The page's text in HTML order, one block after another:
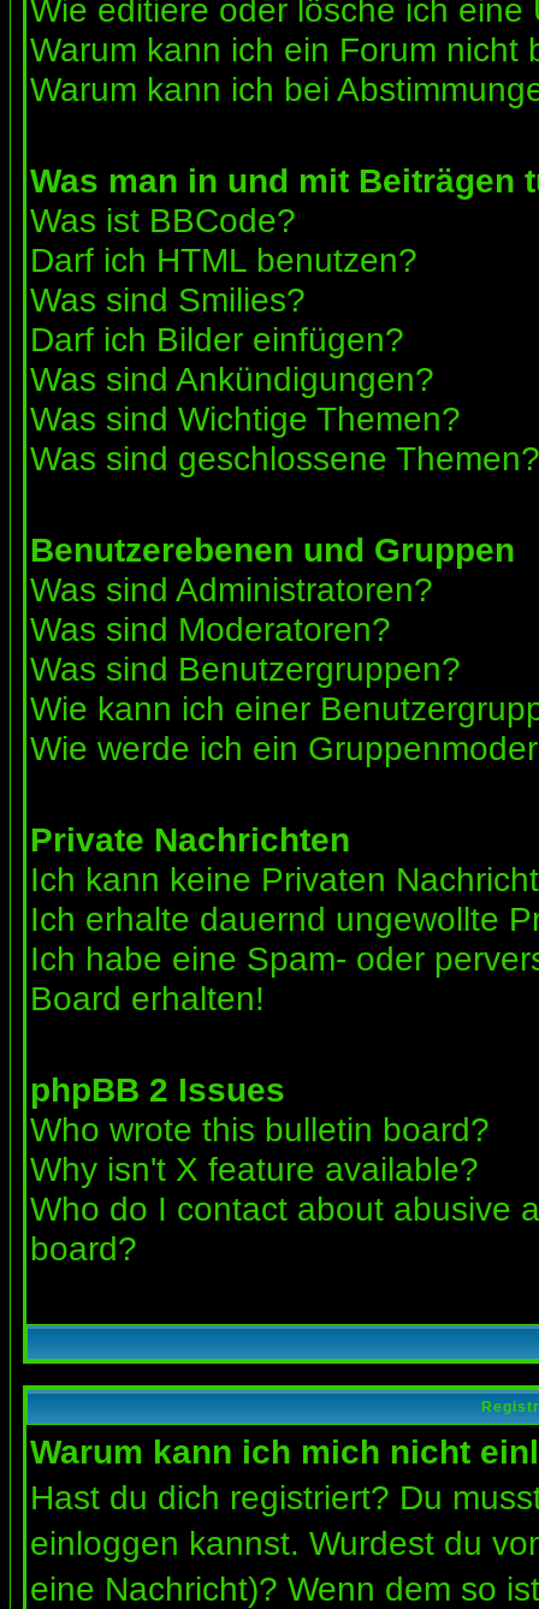
Wie editiere oder lösche ich eine
Warum kann ich ein Forum nicht
Warum kann ich bei
Was man in und mit Beiträgen
Was ist BBCode?
Darf ich HTML benutzen?
Was sind Smilies?
Darf ich Bilder einfügen?
Was sind Ankündigungen?
Was sind Wichtige Themen?
Was sind geschlossene Themen?
Benutzerebenen und Gruppen
Was sind Administratoren?
Was sind Moderatoren?
Was sind Benutzergruppen?
Wie kann ich einer
Wie werde ich ein
Private Nachrichten
Ich kann keine Privaten
Ich erhalte dauernd ungewollte
Ich habe eine Spam- oder
Board erhalten!
phpBB 2 Issues
Who wrote this bulletin board?
Why isn't X feature available?
Who do I contact about abusive
board?
Warum kann ich mich nicht
Hast du dich registriert? Du
einloggen kannst. Wurdest du
eine Nachricht)? Wenn dem so